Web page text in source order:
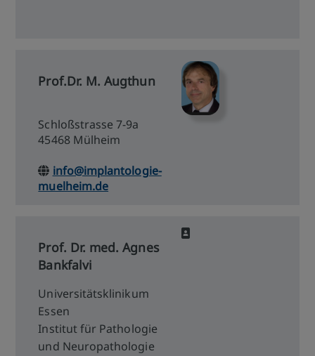
Prof.Dr. M. Augthun
Schloßstrasse 7-9a
45468 Mülheim
info@implantologie-
muelheim.de
Prof. Dr. med. Agnes
Bankfalvi
Universitätsklinikum
Essen
Institut für Pathologie
und Neuropathologie